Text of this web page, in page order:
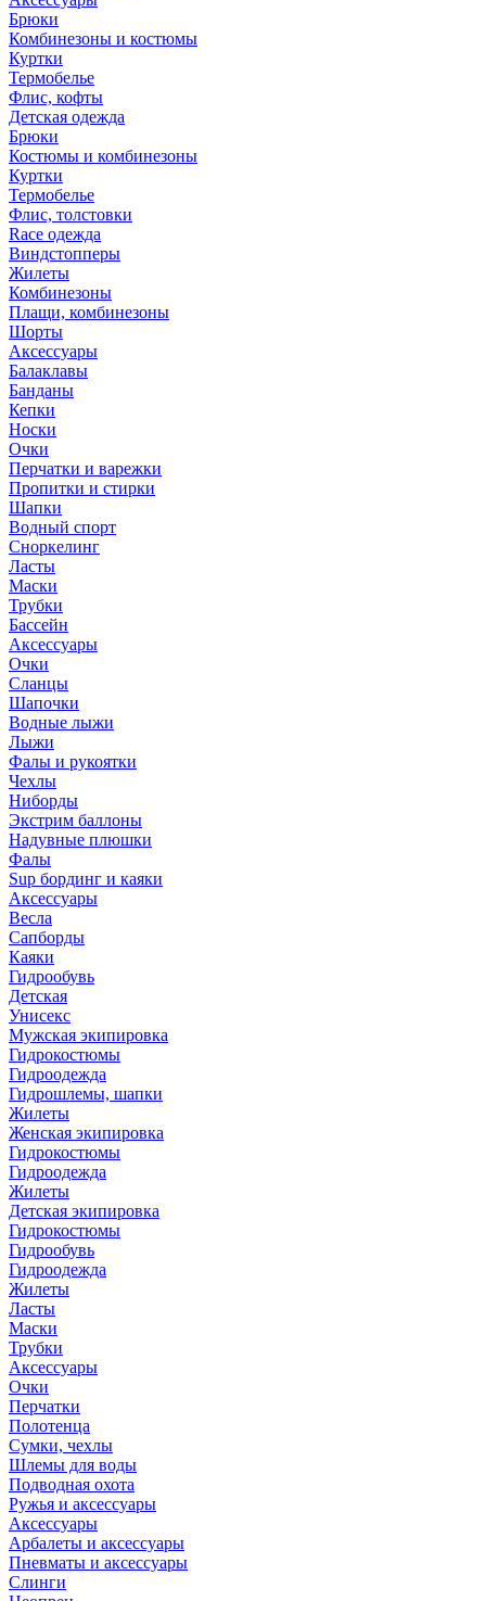
Брюки
Комбинезоны и костюмы
Куртки
Термобелье
Флис, кофты
Детская одежда
Брюки
Костюмы и комбинезоны
Куртки
Термобелье
Флис, толстовки
Race одежда
Виндстопперы
Жилеты
Комбинезоны
Плащи, комбинезоны
Шорты
Аксессуары
Балаклавы
Банданы
Кепки
Носки
Очки
Перчатки и варежки
Пропитки и стирки
Шапки
Водный спорт
Сноркелинг
Ласты
Маски
Трубки
Бассейн
Аксессуары
Очки
Сланцы
Шапочки
Водные лыжи
Лыжи
Фалы и рукоятки
Чехлы
Ниборды
Экстрим баллоны
Надувные плюшки
Фалы
Sup бординг и каяки
Аксессуары
Весла
Сапборды
Каяки
Гидрообувь
Детская
Унисекс
Мужская экипировка
Гидрокостюмы
Гидроодежда
Гидрошлемы, шапки
Жилеты
Женская экипировка
Гидрокостюмы
Гидроодежда
Жилеты
Детская экипировка
Гидрокостюмы
Гидрообувь
Гидроодежда
Жилеты
Ласты
Маски
Трубки
Аксессуары
Очки
Перчатки
Полотенца
Сумки, чехлы
Шлемы для воды
Подводная охота
Ружья и аксессуары
Аксессуары
Арбалеты и аксессуары
Пневматы и аксессуары
Слинги